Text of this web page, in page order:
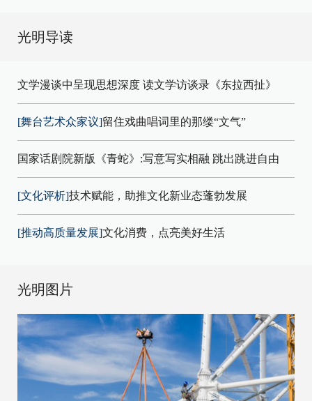
光明导读
文学漫谈中呈现思想深度 读文学访谈录《东拉西扯》
[舞台艺术众家议]留住戏曲唱词里的那缕“文气”
国家话剧院新版《青蛇》:写意写实相融 跳出跳进自由
[文化评析]技术赋能，助推文化新业态蓬勃发展
[推动高质量发展]文化消费，点亮美好生活
光明图片